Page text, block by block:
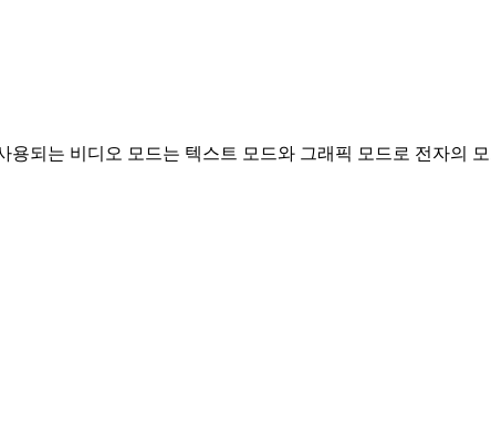
되는 비디오 모드는 텍스트 모드와 그래픽 모드로 전자의